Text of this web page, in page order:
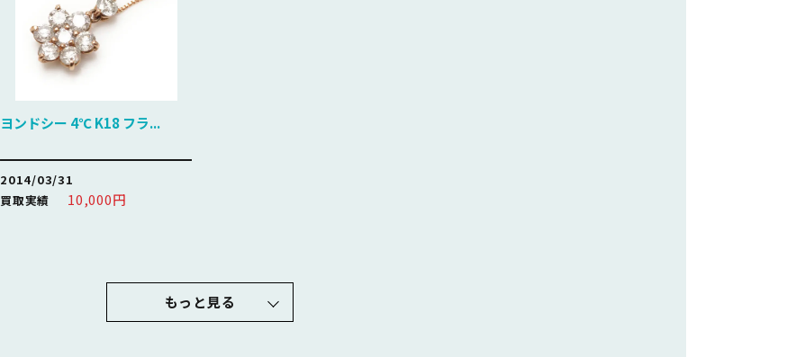
ヨンドシー 4℃ K18 フラ...
2014/03/31
買取実績
10,000円
もっと見る